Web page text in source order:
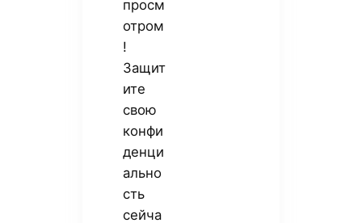
просм
отром
!
Защит
ите
свою
конфи
денци
ально
сть
сейча